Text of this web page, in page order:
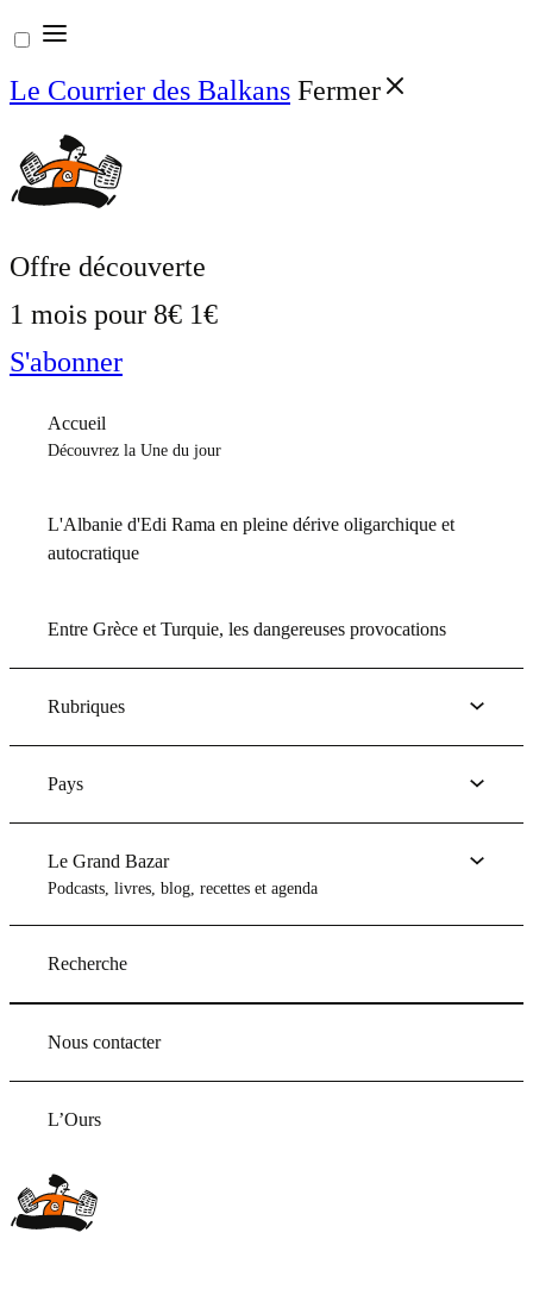
Aller
au
contenu
Le Courrier des Balkans Fermer
Offre découverte
1 mois pour 8€ 1€
S'abonner
Accueil
Découvrez la Une du jour
L'Albanie d'Edi Rama en pleine dérive oligarchique et
autocratique
Entre Grèce et Turquie, les dangereuses provocations
Rubriques
Pays
Le Grand Bazar
Podcasts, livres, blog, recettes et agenda
Recherche
Nous contacter
L’Ours